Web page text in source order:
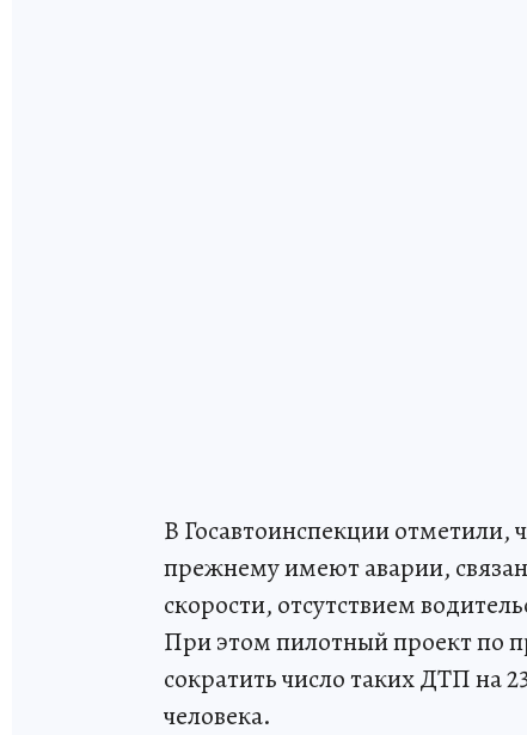
В Госавтоинспекции отметили,
прежнему имеют аварии,
скорости, отсутствием
При этом пилотный проект по
сократить число таких ДТП на
человека.